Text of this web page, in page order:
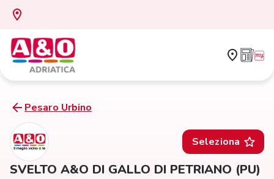
Pesaro Urbino
Seleziona
SVELTO A&O DI GALLO DI PETRIANO (PU)